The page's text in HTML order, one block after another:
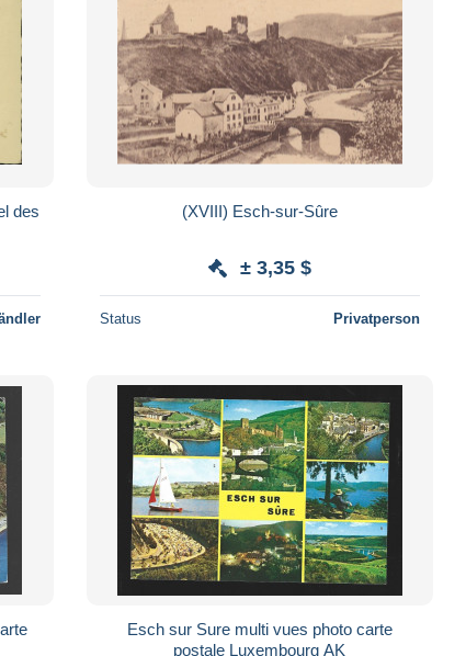
des
(XVIII) Esch-sur-Sûre
± 3,35 $
Status Privatperson
Esch sur Sure multi vues photo carte
postale Luxembourg AK